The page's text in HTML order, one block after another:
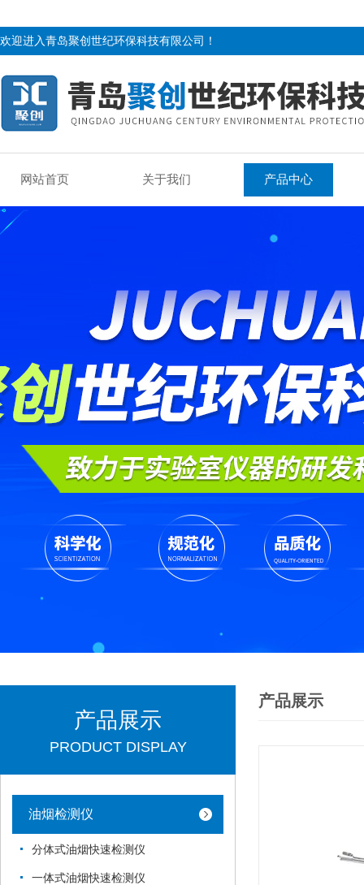
欢迎进入青岛聚创世纪环保科技有限公司！
网站首页 关于我们 产品中心
产品展示
PRODUCT DISPLAY
油烟检测仪
分体式油烟快速检测仪
一体式油烟快速检测仪
产品展示